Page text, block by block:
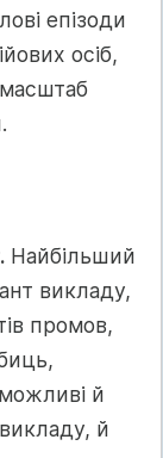
епізоди
осіб,
Найбільший
викладу,
промов,
й
й